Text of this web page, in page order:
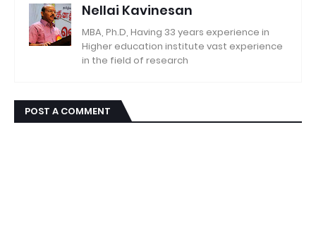
Nellai Kavinesan
MBA, Ph.D, Having 33 years experience in
Higher education institute vast experience
in the field of research
POST A COMMENT